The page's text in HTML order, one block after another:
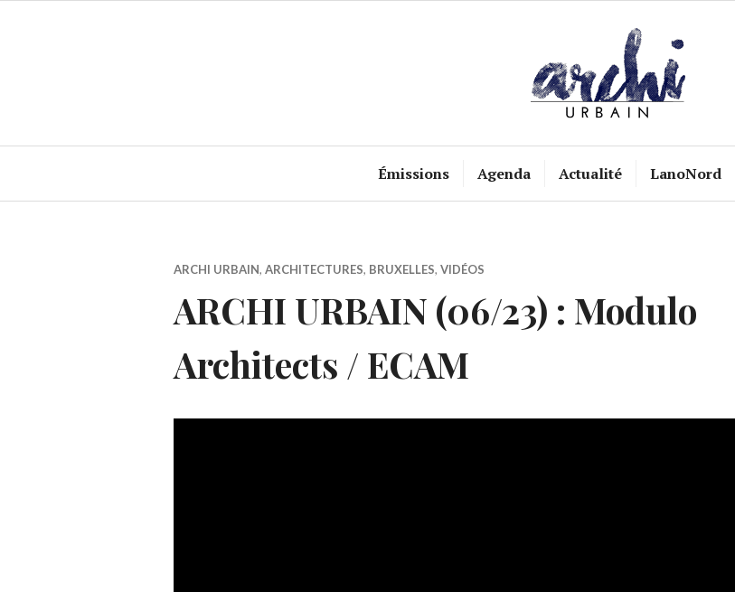
Émissions Agenda Actualité LanoNord
ARCHI URBAIN, ARCHITECTURES, BRUXELLES, VIDÉOS
ARCHI URBAIN (06/23) : Modulo
Architects / ECAM